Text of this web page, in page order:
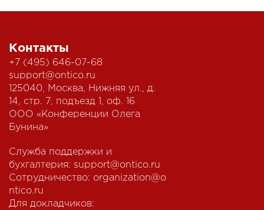
Контакты
+7 (495) 646-07-68
support@ontico.ru
125040, Москва, Нижняя ул., д.
14, стр. 7, подъезд 1, оф. 16
ООО «Конференции Олега
Бунина»
Служба поддержки и
бухгалтерия: support@ontico.ru
Сотрудничество: organization@o
ntico.ru
Для докладчиков: